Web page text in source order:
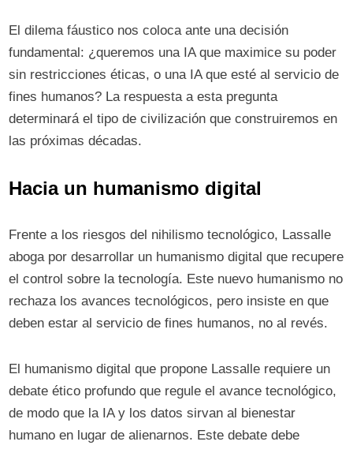
El dilema fáustico nos coloca ante una decisión
fundamental: ¿queremos una IA que maximice su poder
sin restricciones éticas, o una IA que esté al servicio de
fines humanos? La respuesta a esta pregunta
determinará el tipo de civilización que construiremos en
las próximas décadas.
Hacia un humanismo digital
Frente a los riesgos del nihilismo tecnológico, Lassalle
aboga por desarrollar un humanismo digital que recupere
el control sobre la tecnología. Este nuevo humanismo no
rechaza los avances tecnológicos, pero insiste en que
deben estar al servicio de fines humanos, no al revés.
El humanismo digital que propone Lassalle requiere un
debate ético profundo que regule el avance tecnológico,
de modo que la IA y los datos sirvan al bienestar
humano en lugar de alienarnos. Este debate debe